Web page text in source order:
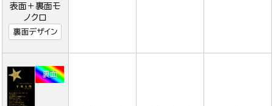
表面＋裏面モ
ノクロ
裏面デザイン